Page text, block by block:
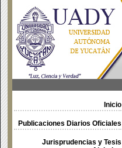
Inicio
Publicaciones Diarios Oficiales
Jurisprudencias y Tesis